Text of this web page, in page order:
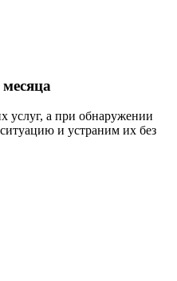
услуг, а при обнаружении
и устраним их без